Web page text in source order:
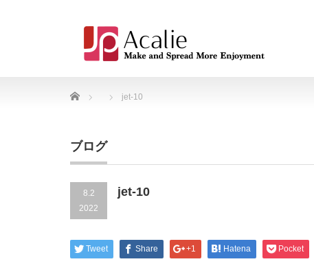
Home jet-10
ブログ
8.2
2022
jet-10
Tweet Share +1 Hatena Pocket